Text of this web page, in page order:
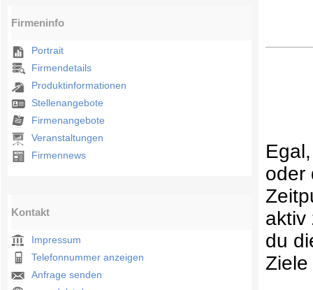
Firmeninfo
Portrait
Firmendetails
Produktinformationen
Stellenangebote
Firmenangebote
Veranstaltungen
Firmennews
Kontakt
Impressum
Telefonnummer anzeigen
Anfrage senden
oder
aktiv
du